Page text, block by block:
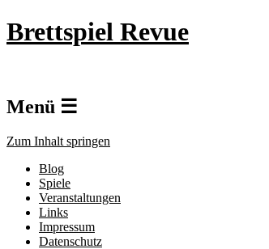
Brettspiel Revue
Menü ☰
Zum Inhalt springen
Blog
Spiele
Veranstaltungen
Links
Impressum
Datenschutz